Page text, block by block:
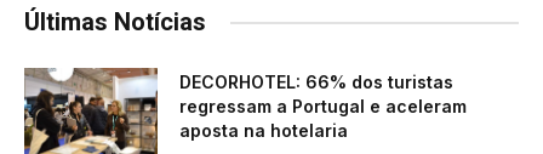
Últimas Notícias
DECORHOTEL: 66% dos turistas
regressam a Portugal e aceleram
aposta na hotelaria